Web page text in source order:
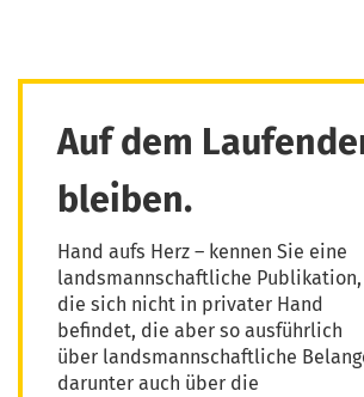
Auf dem
bleiben.
Hand aufs Herz – kennen Sie eine
landsmannschaftliche Publikation,
die sich nicht in privater Hand
befindet, die aber so ausführlich
über landsmannschaftliche
darunter auch über die